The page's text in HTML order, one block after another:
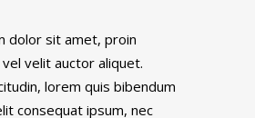
dolor sit amet, proin
velit auctor aliquet.
lorem quis bibendum
consequat ipsum, nec